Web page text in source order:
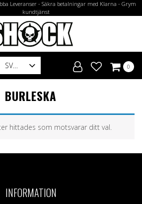
Leveranser - Säkra betalningar med Klarna - Grym
kundtjänst
SV 0
BURLESKA
hittades som motsvarar ditt val.
INFORMATION